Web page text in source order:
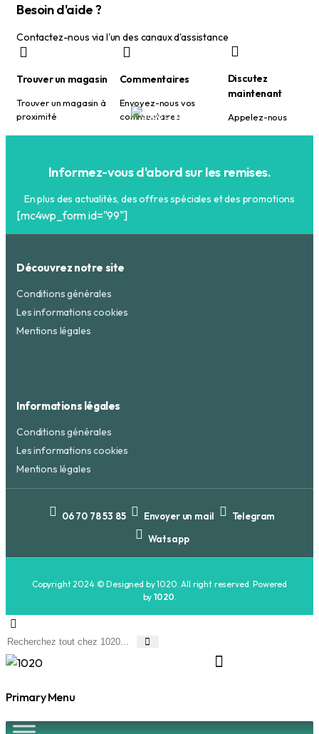
Besoin d'aide ?
Contactez-nous via l'un des canaux d'assistance
Trouver un magasin
Trouver un magasin à
proximité
Commentaires
Envoyez-nous vos
commentaires
Discutez
maintenant
Appelez-nous
Informez-vous d'abord sur les remises.
En plus des actualités, des offres spéciales et des promotions
[mc4wp_form id="99"]
Découvrez notre site
Conditions générales
Les informations cookies
Mentions légales
Informations légales
Conditions générales
Les informations cookies
Mentions légales
06 70 78 53 85 Envoyer un mail
Telegram
Watsapp
Copyright 2024 © Designed by 1020. All right reserved. Powered
by1020.
Primary Menu